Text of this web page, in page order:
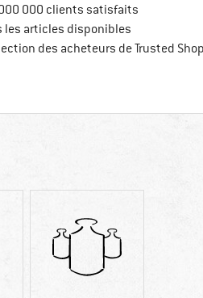
000 clients satisfaits
les articles disponibles
des acheteurs de Trusted